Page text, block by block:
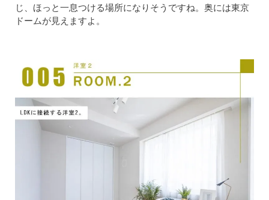
じ、ほっと一息つける場所になりそうですね。奥には東京
ドームが見えますよ。